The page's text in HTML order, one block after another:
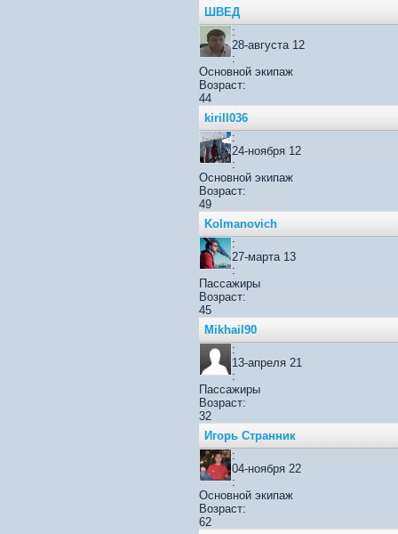
ШВЕД
:
28-августа 12
:
Основной экипаж
Возраст:
44
kirill036
:
24-ноября 12
:
Основной экипаж
Возраст:
49
Kolmanovich
:
27-марта 13
:
Пассажиры
Возраст:
45
Mikhail90
:
13-апреля 21
:
Пассажиры
Возраст:
32
Игорь Странник
:
04-ноября 22
:
Основной экипаж
Возраст:
62